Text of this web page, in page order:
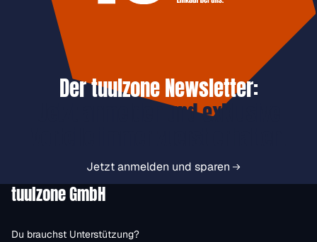
Der tuulzone Newsletter:
Jetzt anmelden und exklusive
Jetzt anmelden und sparen
tuulzone GmbH
Du brauchst Unterstützung?